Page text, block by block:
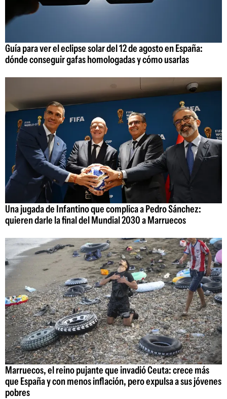
Guía para ver el eclipse solar del 12 de agosto en España:
dónde conseguir gafas homologadas y cómo usarlas
Una jugada de Infantino que complica a Pedro Sánchez:
quieren darle la final del Mundial 2030 a Marruecos
Marruecos, el reino pujante que invadió Ceuta: crece más
que España y con menos inflación, pero expulsa a sus jóvenes
pobres